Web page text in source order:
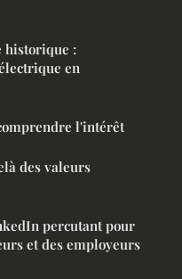
historique :
en
l'intérêt
des valeurs
percutant pour
et des employeurs